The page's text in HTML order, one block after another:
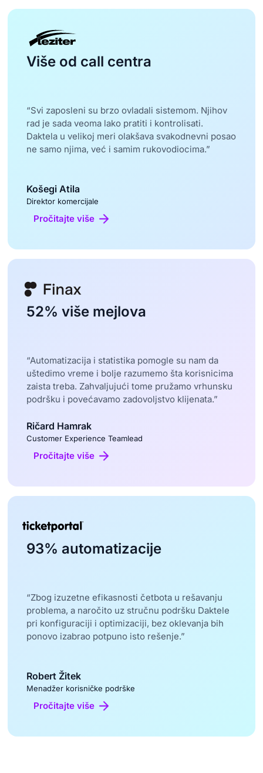
Više od call centra
“Svi zaposleni su brzo ovladali sistemom. Njihov
rad je sada veoma lako pratiti i kontrolisati.
Daktela u velikoj meri olakšava svakodnevni posao
ne samo njima, već i samim rukovodiocima.”
Košegi Atila
Direktor komercijale
Pročitajte više
52% više mejlova
“Automatizacija i statistika pomogle su nam da
uštedimo vreme i bolje razumemo šta korisnicima
zaista treba. Zahvaljujući tome pružamo vrhunsku
podršku i povećavamo zadovoljstvo klijenata.”
Ričard Hamrak
Customer Experience Teamlead
Pročitajte više
93% automatizacije
“Zbog izuzetne efikasnosti četbota u rešavanju
problema, a naročito uz stručnu podršku Daktele
pri konfiguraciji i optimizaciji, bez oklevanja bih
ponovo izabrao potpuno isto rešenje.”
Robert Žitek
Menadžer korisničke podrške
Pročitajte više